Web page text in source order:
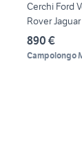
Cerchi Ford
Rover
890 €
Campolongo